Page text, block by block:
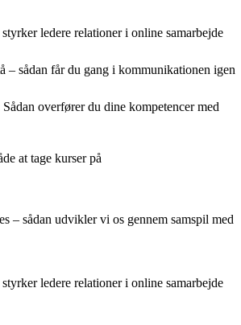
ledere relationer i online samarbejde
– sådan får du gang i kommunikationen igen
overfører du dine kompetencer med
at tage kurser på
– sådan udvikler vi os gennem samspil med
ledere relationer i online samarbejde